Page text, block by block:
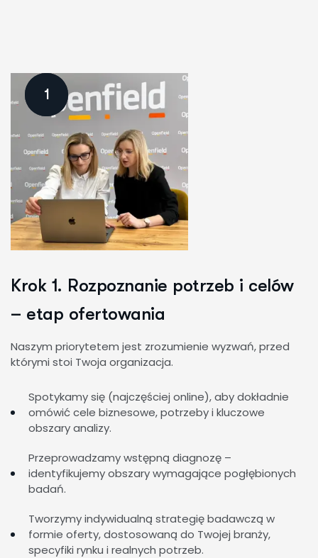
1
Krok 1. Rozpoznanie potrzeb i celów
– etap ofertowania
Naszym priorytetem jest zrozumienie wyzwań, przed
którymi stoi Twoja organizacja.
Spotykamy się (najczęściej online), aby dokładnie
omówić cele biznesowe, potrzeby i kluczowe
obszary analizy.
Przeprowadzamy wstępną diagnozę –
identyfikujemy obszary wymagające pogłębionych
badań.
Tworzymy indywidualną strategię badawczą w
formie oferty, dostosowaną do Twojej branży,
specyfiki rynku i realnych potrzeb.